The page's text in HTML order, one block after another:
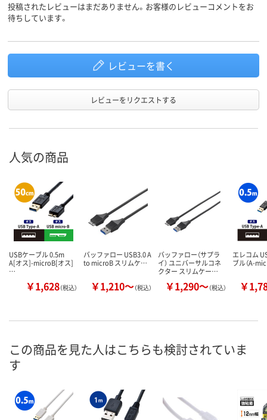
投稿されたレビューはまだありません。お客様のレビューコメントをお
待ちしています。
レビューを書く
レビューをリクエストする
人気の商品
USBケーブル 0.5m
A[オス]-microB[オス]
…
￥1,628（税込）
バッファロー USB3.0 A
to microB スリムケ…
￥1,210～（税込）
バッファロー（サプラ
イ） ユニバーサルコネ
クター スリムケー…
￥1,290～（税込）
エレコム
ブル（A-
￥
この商品を見た人はこちらも検討されていま
す